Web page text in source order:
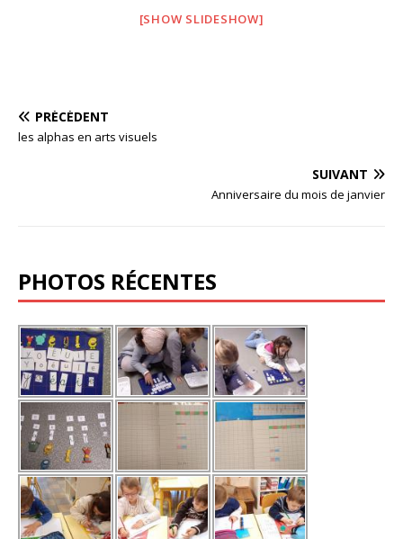
[SHOW SLIDESHOW]
PRÉCÉDENT
les alphas en arts visuels
SUIVANT
Anniversaire du mois de janvier
PHOTOS RÉCENTES